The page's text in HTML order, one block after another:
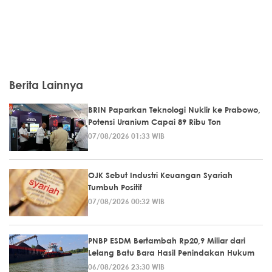
Berita Lainnya
BRIN Paparkan Teknologi Nuklir ke Prabowo,
Potensi Uranium Capai 89 Ribu Ton
07/08/2026 01:33 WIB
OJK Sebut Industri Keuangan Syariah
Tumbuh Positif
07/08/2026 00:32 WIB
PNBP ESDM Bertambah Rp20,9 Miliar dari
Lelang Batu Bara Hasil Penindakan Hukum
06/08/2026 23:30 WIB